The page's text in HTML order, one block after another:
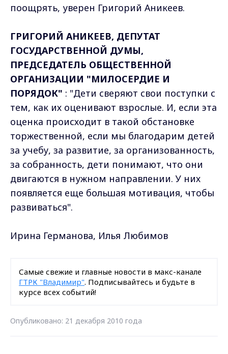
поощрять, уверен Григорий Аникеев.
ГРИГОРИЙ АНИКЕЕВ, ДЕПУТАТ
ГОСУДАРСТВЕННОЙ ДУМЫ,
ПРЕДСЕДАТЕЛЬ ОБЩЕСТВЕННОЙ
ОРГАНИЗАЦИИ "МИЛОСЕРДИЕ И
ПОРЯДОК" : "Дети сверяют свои поступки с
тем, как их оценивают взрослые. И, если эта
оценка происходит в такой обстановке
торжественной, если мы благодарим детей
за учебу, за развитие, за организованность,
за собранность, дети понимают, что они
двигаются в нужном направлении. У них
появляется еще большая мотивация, чтобы
развиваться".
Ирина Германова, Илья Любимов
Самые свежие и главные новости в макс-канале
ГТРК "Владимир". Подписывайтесь и будьте в
курсе всех событий!
Опубликовано: 21 декабря 2010 года